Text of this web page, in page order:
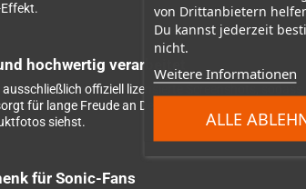
von Drittanbietern
Du kannst jederzeit
nicht.
Weitere Informationen
ALLE
hochwertig verarbeitet
offiziell lizensierte Screenshots,
für lange Freude an Deinem Sonic-Kunstwerk.
siehst.
für Sonic-Fans